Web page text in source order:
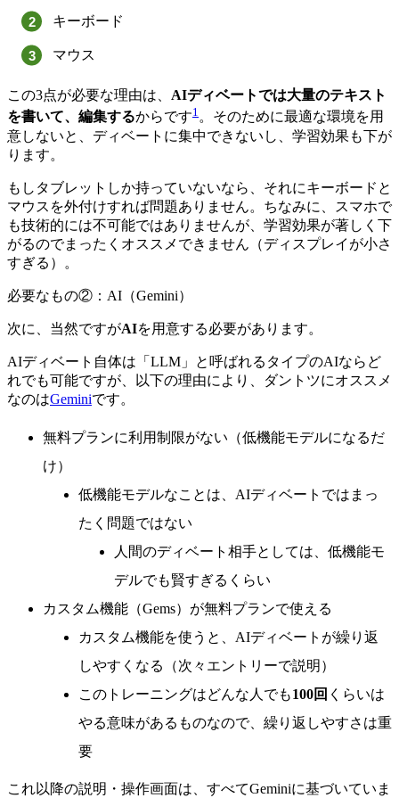
キーボード
マウス
この3点が必要な理由は、 AIディベートでは大量のテキスト
を書いて、編集するからです1。そのために最適な環境を用
意しないと、ディベートに集中できないし、学習効果も下が
ります。
もしタブレットしか持っていないなら、それにキーボードと
マウスを外付けすれば問題ありません。ちなみに、スマホで
も技術的には不可能ではありませんが、学習効果が著しく下
がるのでまったくオススメできません（ディスプレイが小さ
すぎる）。
必要なもの②：AI（Gemini）
次に、当然ですがAIを用意する必要があります。
AIディベート自体は「LLM」と呼ばれるタイプのAIならど
れでも可能ですが、以下の理由により、ダントツにオススメ
なのはGeminiです。
無料プランに利用制限がない（低機能モデルになるだ
け）
低機能モデルなことは、AIディベートではまっ
たく問題ではない
人間のディベート相手としては、低機能モ
デルでも賢すぎるくらい
カスタム機能（Gems）が無料プランで使える
カスタム機能を使うと、AIディベートが繰り返
しやすくなる（次々エントリーで説明）
このトレーニングはどんな人でも100回 くらいは
やる意味があるものなので、繰り返しやすさは重
要
これ以降の説明・操作画面は、すべてGeminiに基づいていま